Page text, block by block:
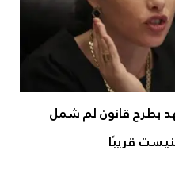
بطرح قانون لم شمل
قريبًا